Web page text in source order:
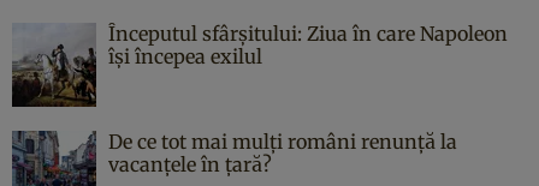
Începutul sfârşitului: Ziua în care Napoleon
îşi începea exilul
De ce tot mai mulți români renunță la
vacanțele în țară?